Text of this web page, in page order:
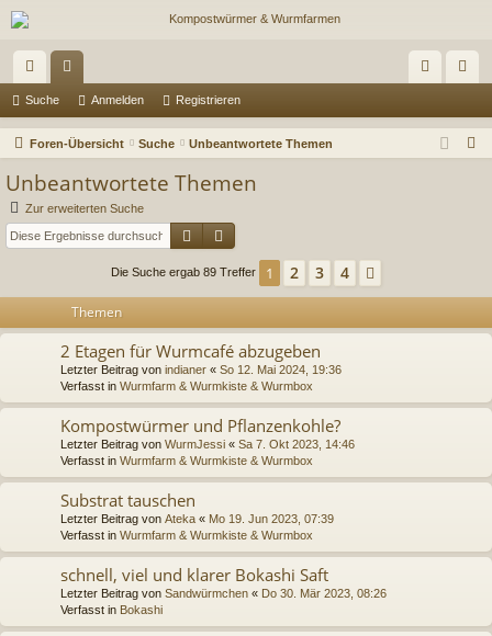
ch
ne
riff
en m ist
Suche Anmelden Registrieren
Foren-Übersicht Suche Unbeantwortete Themen
Unbeantwortete Themen
Zur erweiterten Suche
Suche
Die Suche ergab 89 Treffer 1 2 3 4
Themen
2 Etagen für Wurmcafé abzugeben
Letzter Beitrag von indianer « So 12. Mai 2024, 19:36
Verfasst in Wurmfarm & Wurmkiste & Wurmbox
Kompostwürmer und Pflanzenkohle?
Letzter Beitrag von WurmJessi « Sa 7. Okt 2023, 14:46
Verfasst in Wurmfarm & Wurmkiste & Wurmbox
Substrat tauschen
Letzter Beitrag von Ateka « Mo 19. Jun 2023, 07:39
Verfasst in Wurmfarm & Wurmkiste & Wurmbox
schnell, viel und klarer Bokashi Saft
Letzter Beitrag von Sandwürmchen « Do 30. Mär 2023, 08:26
Verfasst in Bokashi